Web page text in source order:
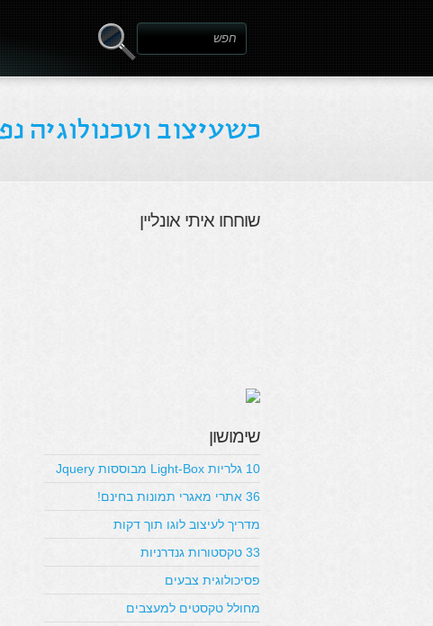
שוחחו איתי אונליין
שימושון
10 גלריות Light-Box מבוססות Jquery
36 אתרי מאגרי תמונות בחינם!
מדריך לעיצוב לוגו תוך דקות
33 טקסטורות גנדרניות
פסיכולוגית צבעים
מחולל טקסטים למעצבים